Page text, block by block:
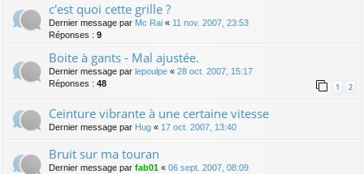
c'est quoi cette grille ?
Dernier message par Mc Rai « 11 nov. 2007, 23:53
Réponses : 9
Boite à gants - Mal ajustée.
Dernier message par lepoulpe « 28 oct. 2007, 15:17
Réponses : 48 1 2
Ceinture vibrante à une certaine vitesse
Dernier message par Hug « 17 oct. 2007, 13:40
Bruit sur ma touran
Dernier message par fab01 « 06 sept. 2007, 08:09